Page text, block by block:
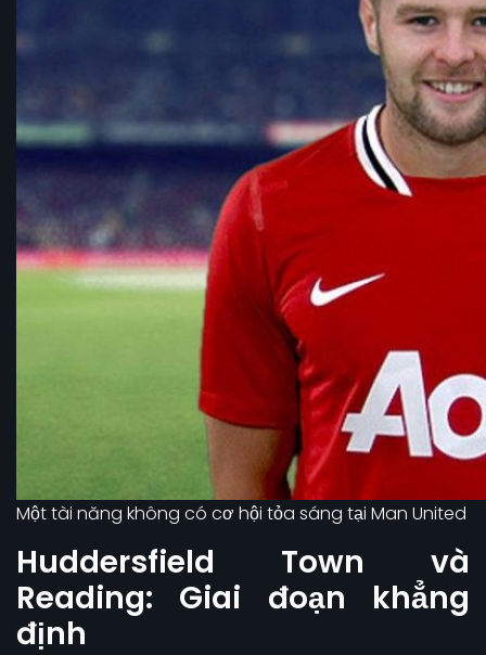
Một tài năng không có cơ hội tỏa sáng tại Man United
Huddersfield Town và
Reading: Giai đoạn khẳng
định